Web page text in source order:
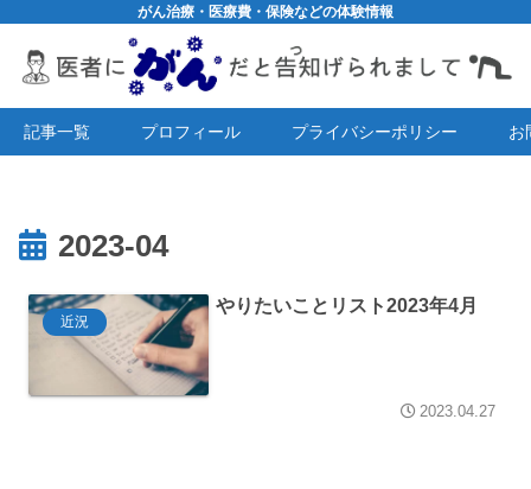
がん治療・医療費・保険などの体験情報
記事一覧 プロフィール プライバシーポリシー お
2023-04
近況
やりたいことリスト2023年4月
2023.04.27